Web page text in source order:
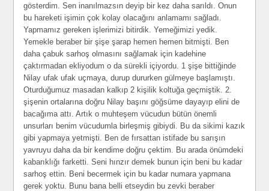
gösterdim. Sen inanılmazsın deyip bir kez daha sarıldı. Onun
bu hareketi işimin çok kolay olacağını anlamamı sağladı.
Yapmamız gereken işlerimizi bitirdik. Yemeğimizi yedik.
Yemekle beraber bir şişe şarap hemen hemen bitmişti. Ben
daha çabuk sarhoş olmasını sağlamak için kadehine
çaktırmadan ekliyodum o da sürekli içiyordu. 1 şişe bittiğinde
Nilay ufak ufak uçmaya, durup dururken gülmeye başlamıştı.
Oturduğumuz masadan kalkıp 2 kişilik koltuğa geçmiştik. 2.
şişenin ortalarına doğru Nilay başını göğsüme dayayıp elini de
bacağıma attı. Artık o muhteşem vücudun bütün önemli
unsurları benim vücudumla birleşmiş gibiydi. Bu da sikimi kazık
gibi yapmaya yetmişti. Ben de fırsattan istifade bu sarışın
yavruyu daha da bir kendime doğru çektim. Bu arada önümdeki
kabarıklığı farketti. Seni hınzır demek bunun için beni bu kadar
sarhoş ettin. Beni becermek için bu kadar numara yapmana
gerek yoktu. Bunu bana belli etseydin bu zevki beraber